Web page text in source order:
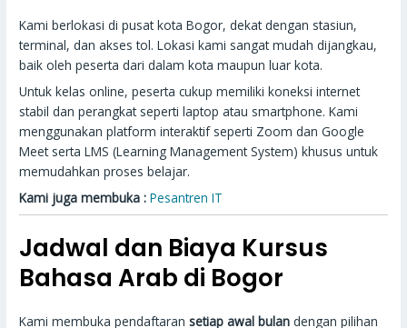
Kami berlokasi di pusat kota Bogor, dekat dengan stasiun,
terminal, dan akses tol. Lokasi kami sangat mudah dijangkau,
baik oleh peserta dari dalam kota maupun luar kota.
Untuk kelas online, peserta cukup memiliki koneksi internet
stabil dan perangkat seperti laptop atau smartphone. Kami
menggunakan platform interaktif seperti Zoom dan Google
Meet serta LMS (Learning Management System) khusus untuk
memudahkan proses belajar.
Kami juga membuka : Pesantren IT
Jadwal dan Biaya Kursus
Bahasa Arab di Bogor
Kami membuka pendaftaransetiap awal bulan dengan pilihan